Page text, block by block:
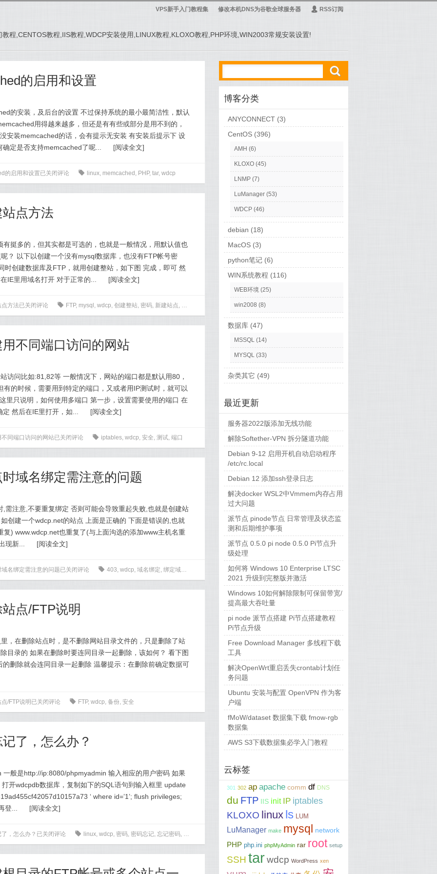
程,CENTOS教程,IIS教程,WDCP安装使用,LINUX教程,KLOXO教程,PHP环境,WIN2003常规安装设置!
VPS新手入门教程集 修改本机DNS为谷歌全球服务器 Ą RSS订阅
的启用和设置
的安装，及后台的设置 不过保持系统的最小最简洁性，默认
用得越来越多，但还是有有些或部分是用不到的，
安装memcached的话，会有提示无安装 有安装后提示下 设
定是否支持memcached了呢...
[阅读全文]
的启用和设置已关闭评论 0 linux, memcached , PHP, tar, wdcp
点方法
挺多的，但其实都是可选的，也就是一般情况，用默认值也
？ 以下以创建一个没有mysql数据库，也没有FTP帐号密
时创建数据库及FTP，就用创建整站，如下图 完成，即可 然
IE里用域名打开 对于正常的...
[阅读全文]
方法已关闭评论 0 FTP, mysql , wdcp, 创建整站, 密码, 新建站点, 测试
不同端口访问的网站
访问比如:81,82等 一般情况下，网站的端口都是默认用80，
的时候，需要用到特定的端口，又或者用IP测试时，就可以
里只说明，如何使用多端口 第一步，设置需要使用的端口 在
然后在IE里打开，如...
[阅读全文]
同端口访问的网站已关闭评论 0 iptables, wdcp, 安全, 测试, 端口
域名绑定需注意的问题
需注意,不要重复绑定 否则可能会导致重起失败,也就是创建站
创建一个wdcp.net的站点 上面是正确的 下面是错误的,也就
复) www.wdcp.net也重复了(与上面沟选的添加www主机名重
现新...
[阅读全文]
名绑定需注意的问题已关闭评论 0 403, wdcp, 域名绑定, 绑定域名
点/FTP说明
，在删除站点时，是不删除网站目录文件的，只是删除了站
目录的 如果在删除时要连同目录一起删除，该如何？ 看下图
删除就会连同目录一起删除 温馨提示：在删除前确定数据可
/FTP说明 已关闭评论 0 FTP, wdcp, 备份, 安全
了，怎么办？
般是http://ip:8080/phpmyadmin 输入相应的用户密码 如果
开wdcpdb数据库，复制如下的SQL语句到输入框里 update
‘ where id=’1’; flush privileges;
登...
[阅读全文]
，怎么办？ 已关闭评论 0 linux, wdcp, 密码, 密码忘记, 忘记密码, 用户
ő
博客分类
ANYCONNECT (3)
CentOS (396)
AMH (6)
KLOXO (45)
LNMP (7)
LuManager (53)
WDCP (46)
debian (18)
MacOS (3)
python笔记 (6)
WIN系统教程 (116)
WEB环境 (25)
win2008 (8)
数据库 (47)
MSSQL (14)
MYSQL (33)
杂类其它 (49)
最近更新
服务器2022版添加无线功能
解除Softether-VPN 拆分隧道功能
Debian 9-12 启用开机自动启动程序
/etc/rc.local
Debian 12 添加ssh登录日志
解决docker WSL2中Vmmem内存占用
过大问题
派节点 pinode节点 日常管理及状态监
测和后期维护事项
派节点 0.5.0 pi node 0.5.0 Pi节点升
级处理
如何将 Windows 10 Enterprise LTSC
2021 升级到完整版并激活
Windows 10如何解除限制可保留带宽/
提高最大吞吐量
pi node 派节点搭建 Pi节点搭建教程
Pi节点升级
Free Download Manager 多线程下载
工具
解决OpenWrt重启丢失crontab计划任
务问题
Ubuntu 安装与配置 OpenVPN 作为客
户端
fMoW/dataset 数据集下载 fmow-rgb
数据集
AWS S3下载数据集必学入门教程
云标签
301 302 ap apache comm df DNS
du FTP IIS init IP iptables
KLOXO linux ls LUM
LuManager make mysql network
PHP php.ini phpMyAdmin rar root setup
SSH tar wdcp WordPress xen